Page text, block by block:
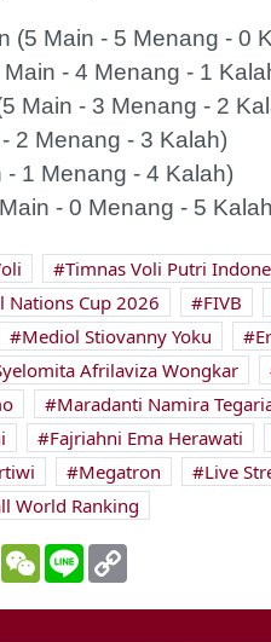
(5 Main - 5 Menang - 0
- 4 Menang - 1
Main - 3 Menang - 2
2 Menang - 3 Kalah)
1 Menang - 4 Kalah)
- 0 Menang - 5
Timnas Voli Putri
Nations Cup 2026
FIVB
Mediol Stiovanny Yoku
Afrilaviza Wongkar
Maradanti Namira
Fajriahni Ema Herawati
Megatron Live
World Ranking
SkypeWeChatLine